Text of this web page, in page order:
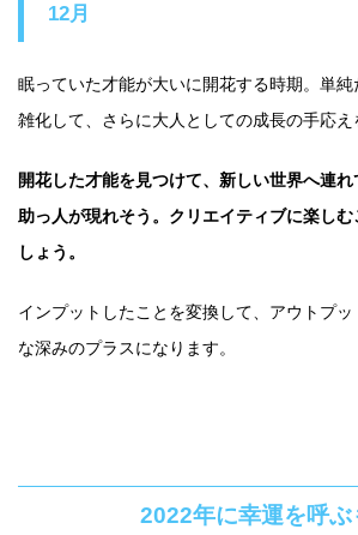
12月
眠っていた才能が大いに開花する時期。単
雑化して、さらに大人としての成長の手応え
開花した才能を見つけて、新しい世界へ連
助っ人が現れそう。クリエイティブに楽しむ
しょう。
インプットしたことを変換して、アウトプ
な深みのプラスになります。
2022年に幸運を呼ぶ